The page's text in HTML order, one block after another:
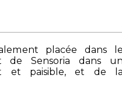
placée dans
de Sensoria dans
et paisible, et de